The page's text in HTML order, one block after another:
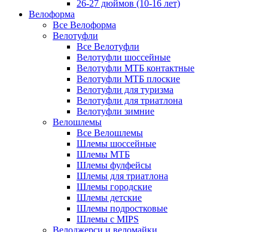
26-27 дюймов (10-16 лет)
Велоформа
Все Велоформа
Велотуфли
Все Велотуфли
Велотуфли шоссейные
Велотуфли МТБ контактные
Велотуфли МТБ плоские
Велотуфли для туризма
Велотуфли для триатлона
Велотуфли зимние
Велошлемы
Все Велошлемы
Шлемы шоссейные
Шлемы МТБ
Шлемы фулфейсы
Шлемы для триатлона
Шлемы городские
Шлемы детские
Шлемы подростковые
Шлемы с MIPS
Велоджерси и веломайки